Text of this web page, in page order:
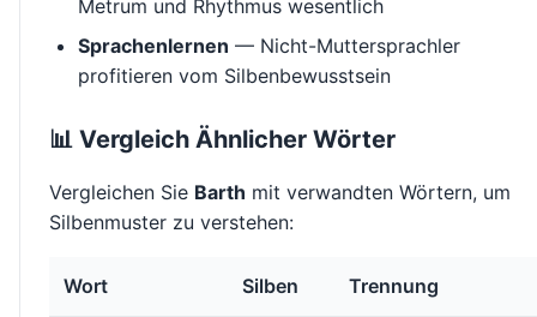
Metrum und Rhythmus wesentlich
Sprachenlernen — Nicht-Muttersprachler
profitieren vom Silbenbewusstsein
📊 Vergleich Ähnlicher Wörter
Vergleichen Sie Barth mit verwandten Wörtern, um
Silbenmuster zu verstehen:
Wort Silben Trennung